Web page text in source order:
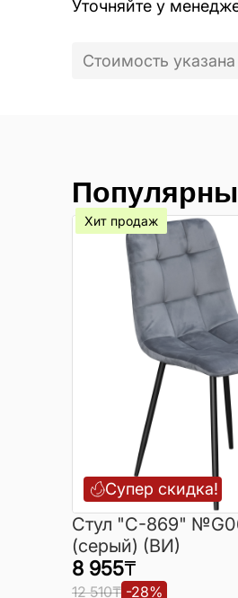
Уточняйте у
Стоимость
Супер скидка!
Хит продаж
Cтул "C-869"
(серый) (ВИ)
8 955₸
12 510₸ -28%